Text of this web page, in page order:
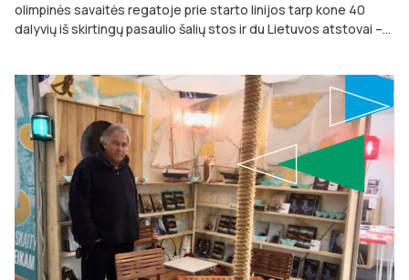
olimpinės savaitės regatoje prie starto linijos tarp kone 40
dalyvių iš skirtingų pasaulio šalių stos ir du Lietuvos atstovai –...